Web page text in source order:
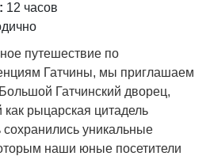
12 часов
путешествие по
Гатчины, мы приглашаем
Гатчинский дворец,
рыцарская цитадель
уникальные
наши юные посетители